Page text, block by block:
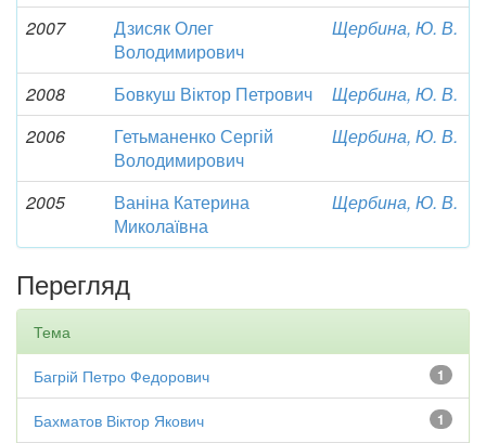
2007
Дзисяк Олег
Володимирович
Щербина, Ю. В.
2008 Бовкуш Віктор Петрович
Щербина, Ю. В.
2006
Гетьманенко Сергій
Володимирович
Щербина, Ю. В.
2005
Ваніна Катерина
Миколаївна
Щербина, Ю. В.
Перегляд
Тема
1
Багрій Петро Федорович
1
Бахматов Віктор Якович